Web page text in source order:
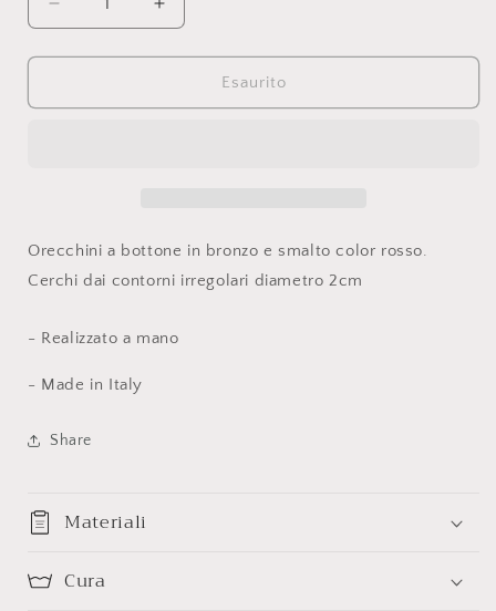
Diminuisci
quantità
per
Macchia
Aumenta
quantità
per
Macchia
Esaurito
Orecchini a bottone in bronzo e smalto color rosso.
Cerchi dai contorni irregolari diametro 2cm
- Realizzato a mano
- Made in Italy
Share
Materiali
Cura